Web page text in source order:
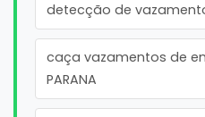
detecção de
caça vazamentos de
PARANA